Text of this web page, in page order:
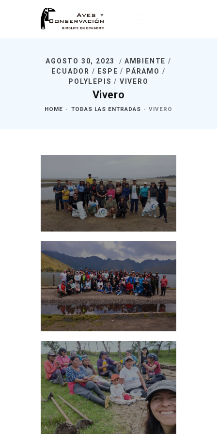
AGOSTO 30, 2023 AMBIENTE /
ECUADOR / ESPE / PÁRAMO /
POLYLEPIS / VIVERO
Vivero
HOME TODAS LAS ENTRADAS VIVERO
Inicio
Nosotros